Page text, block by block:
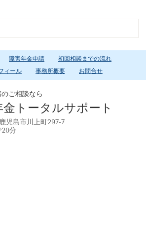
障害年金申請
初回相談までの流れ
ィール
事務所概要 お問合せ
ご相談なら
トータルサポート
児島市川上町297-7
分